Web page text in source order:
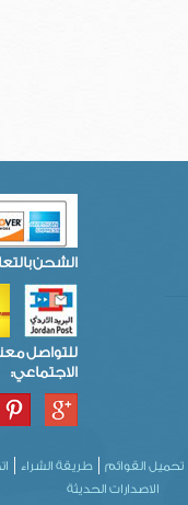
الشحن
للتواصل
الاجتماعي:
تحميل القوائم طريقة الشراء
الاصدارات الحديثة